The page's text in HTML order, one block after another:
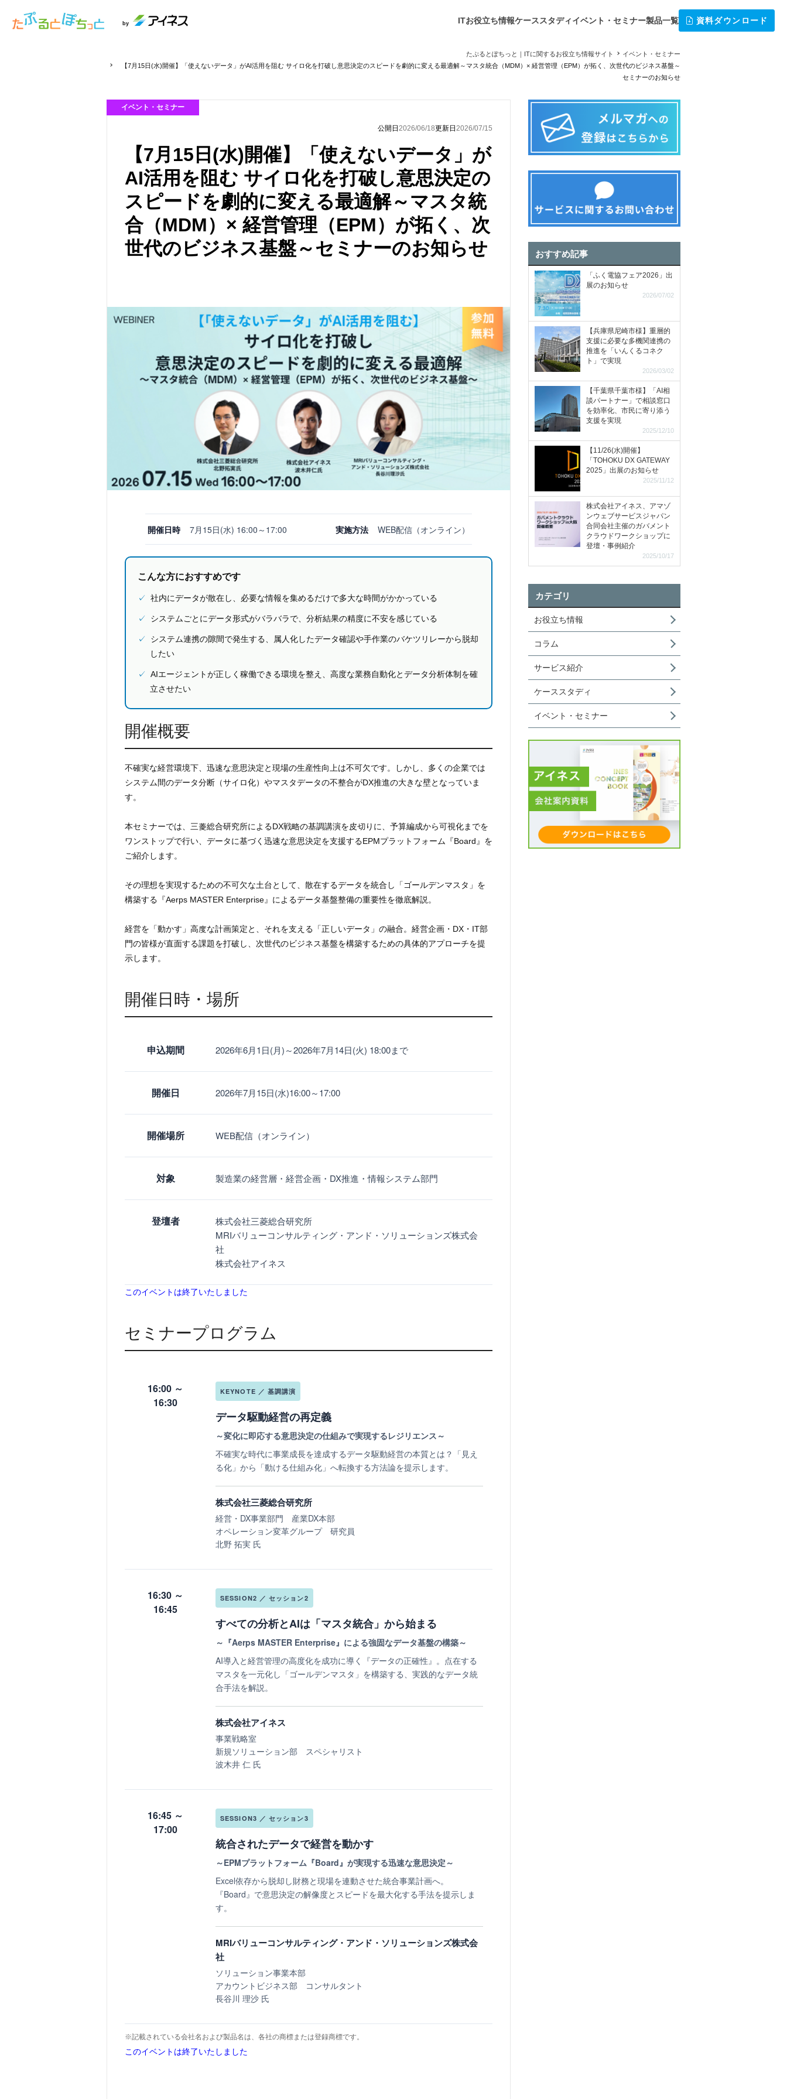
by ITお役立ち情報ケーススタディイベント・セミナー製品一覧 資料ダウンロード
たぷるとぽちっと｜ITに関するお役立ち情報サイト
イベント・セミナー
【7月15日(水)開催】「使えないデータ」がAI活用を阻む サイロ化を打破し意思決定のスピードを劇的に変える最適解～マスタ統合（MDM）× 経営管理（EPM）が拓く、次世代のビジネス基盤～
セミナーのお知らせ
イベント・セミナー
公開日 2026/06/18更新日 2026/07/15
【7月15日(水)開催】「使えないデータ」が
AI活用を阻む サイロ化を打破し意思決定の
スピードを劇的に変える最適解～マスタ統
合（MDM）× 経営管理（EPM）が拓く、次
世代のビジネス基盤～セミナーのお知らせ
開催日時 7月15日(水) 16:00～17:00 実施方法 WEB配信（オンライン）
こんな方におすすめです
✓ 社内にデータが散在し、必要な情報を集めるだけで多大な時間がかかっている
✓ システムごとにデータ形式がバラバラで、分析結果の精度に不安を感じている
✓
システム連携の隙間で発生する、属人化したデータ確認や手作業のバケツリレーから脱却
したい
✓
AIエージェントが正しく稼働できる環境を整え、高度な業務自動化とデータ分析体制を確
立させたい
開催概要
不確実な経営環境下、 迅速な意思決定と現場の生産性向上は不可欠です。
しかし、多くの企業では
システム間のデータ分断（サイロ化）やマスタデータの不整合がDX推進の⼤きな壁となっていま
す。
本セミナーでは、三菱総合研究所によるDX戦略の基調講演を⽪切りに、予算編成から可視化までを
ワンストップで⾏い、データに基づく迅速な意思決定を支援するEPMプラットフォーム『Board』を
ご紹介します。
その理想を実現するための不可欠な⼟台として、散在するデータを統合し「ゴールデンマスタ」を
構築する『Aerps MASTER Enterprise』によるデータ基盤整備の重要性を徹底解説。
経営を「動かす」高度な計画策定と、それを支える「正しいデータ」の融合。経営企画・DX・IT部
門の皆様が直面する課題を打破し、次世代のビジネス基盤を構築するための具体的アプローチを提
示します。
開催日時・場所
申込期間 2026年6月1日(月)～2026年7月14日(火) 18:00まで
開催日 2026年7月15日(水)16:00～17:00
開催場所 WEB配信（オンライン）
対象 製造業の経営層・経営企画・DX推進・情報システム部門
登壇者
株式会社三菱総合研究所
MRIバリューコンサルティング・アンド・ソリューションズ株式会
社
株式会社アイネス
このイベントは終了いたしました
セミナープログラム
16:00 ～
16:30
KEYNOTE ／ 基調講演
データ駆動経営の再定義
～変化に即応する意思決定の仕組みで実現するレジリエンス～
不確実な時代に事業成長を達成するデータ駆動経営の本質とは？「見え
る化」から「動ける仕組み化」へ転換する方法論を提示します。
株式会社三菱総合研究所
経営・DX事業部門 産業DX本部
オペレーション変革グループ 研究員
北野 拓実 氏
16:30 ～
16:45
SESSION2 ／ セッション2
すべての分析とAIは「マスタ統合」から始まる
～『Aerps MASTER Enterprise』による強固なデータ基盤の構築～
AI導入と経営管理の高度化を成功に導く『データの正確性』 。点在する
マスタを一元化し「ゴールデンマスタ」を構築する、実践的なデータ統
合手法を解説。
株式会社アイネス
事業戦略室
新規ソリューション部 スペシャリスト
波木井 仁 氏
16:45 ～
17:00
SESSION3 ／ セッション3
統合されたデータで経営を動かす
～EPMプラットフォーム『Board』が実現する迅速な意思決定～
Excel依存から脱却し財務と現場を連動させた統合事業計画へ。
『Board』で意思決定の解像度とスピードを最大化する手法を提示しま
す。
MRIバリューコンサルティング・アンド・ソリューションズ株式会
社
ソリューション事業本部
アカウントビジネス部 コンサルタント
長谷川 理沙 氏
※記載されている会社名および製品名は、各社の商標または登録商標です。
このイベントは終了いたしました
おすすめ記事
「ふく電協フェア2026」出
展のお知らせ
2026/07/02
【兵庫県尼崎市様】重層的
支援に必要な多機関連携の
推進を「いんくるコネク
ト」で実現
2026/03/02
【千葉県千葉市様】「AI相
談パートナー」で相談窓口
を効率化、市民に寄り添う
支援を実現
2025/12/10
【11/26(水)開催】
「TOHOKU DX GATEWAY
2025」出展のお知らせ
2025/11/12
株式会社アイネス、アマゾ
ンウェブサービスジャパン
合同会社主催のガバメント
クラウドワークショップに
登壇・事例紹介
2025/10/17
カテゴリ
お役立ち情報
コラム
サービス紹介
ケーススタディ
イベント・セミナー